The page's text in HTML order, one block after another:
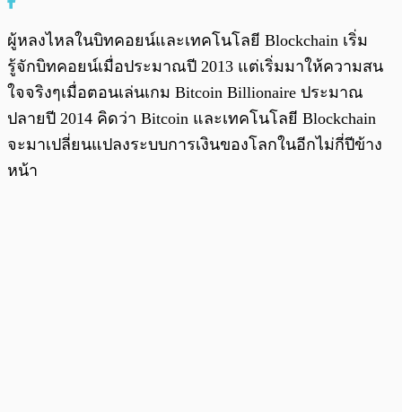
ผู้หลงไหลในบิทคอยน์และเทคโนโลยี Blockchain เริ่ม
รู้จักบิทคอยน์เมื่อประมาณปี 2013 แต่เริ่มมาให้ความสน
ใจจริงๆเมื่อตอนเล่นเกม Bitcoin Billionaire ประมาณ
ปลายปี 2014 คิดว่า Bitcoin และเทคโนโลยี Blockchain
จะมาเปลี่ยนแปลงระบบการเงินของโลกในอีกไม่กี่ปีข้าง
หน้า